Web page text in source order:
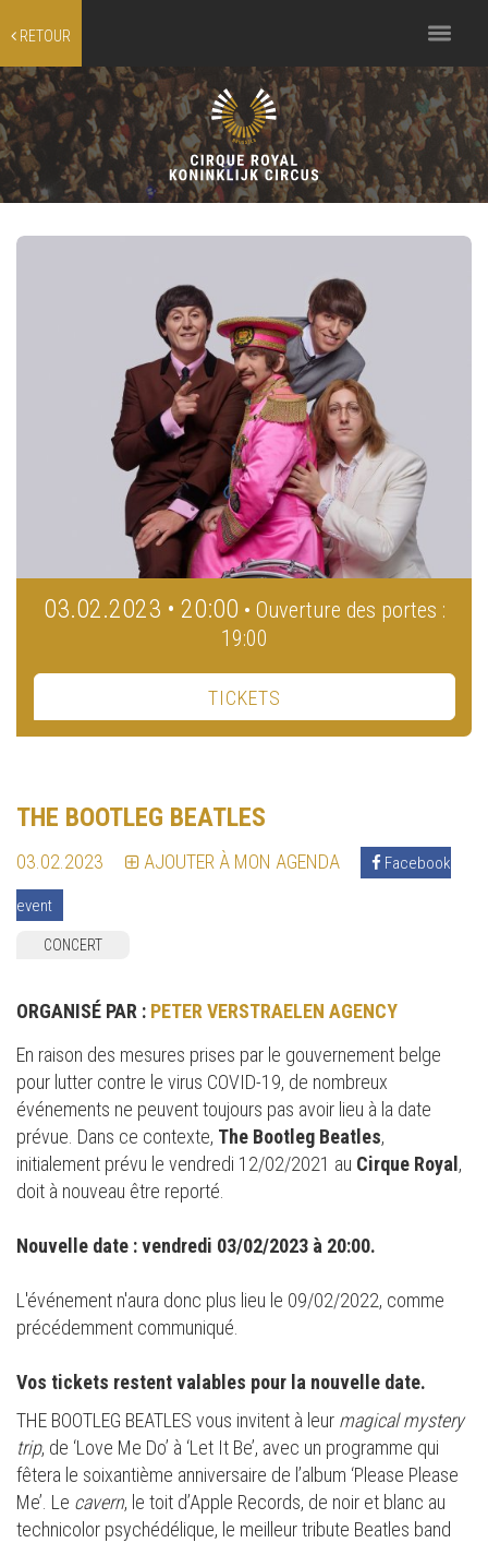
RETOUR
Toggle
navigation
03.02.2023 • 20:00 • Ouverture des portes :
19:00
TICKETS
THE BOOTLEG BEATLES
03.02.2023 AJOUTER À MON AGENDA Facebook
event
CONCERT
ORGANISÉ PAR : PETER VERSTRAELEN AGENCY
En raison des mesures prises par le gouvernement belge
pour lutter contre le virus COVID-19, de nombreux
événements ne peuvent toujours pas avoir lieu à la date
prévue. Dans ce contexte, The Bootleg Beatles,
initialement prévu le vendredi 12/02/2021 au Cirque Royal,
doit à nouveau être reporté.
Nouvelle date : vendredi 03/02/2023 à 20:00.
L'événement n'aura donc plus lieu le 09/02/2022, comme
précédemment communiqué.
Vos tickets restent valables pour la nouvelle date.
THE BOOTLEG BEATLES vous invitent à leur magical mystery
trip, de ‘Love Me Do’ à ‘Let It Be’, avec un programme qui
fêtera le soixantième anniversaire de l’album ‘Please Please
Me’. Le cavern, le toit d’Apple Records, de noir et blanc au
technicolor psychédélique, le meilleur tribute Beatles band